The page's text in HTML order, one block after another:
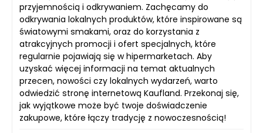
przyjemnością i odkrywaniem. Zachęcamy do
odkrywania lokalnych produktów, które inspirowane są
światowymi smakami, oraz do korzystania z
atrakcyjnych promocji i ofert specjalnych, które
regularnie pojawiają się w hipermarketach. Aby
uzyskać więcej informacji na temat aktualnych
przecen, nowości czy lokalnych wydarzeń, warto
odwiedzić stronę internetową Kaufland. Przekonaj się,
jak wyjątkowe może być twoje doświadczenie
zakupowe, które łączy tradycję z nowoczesnością!